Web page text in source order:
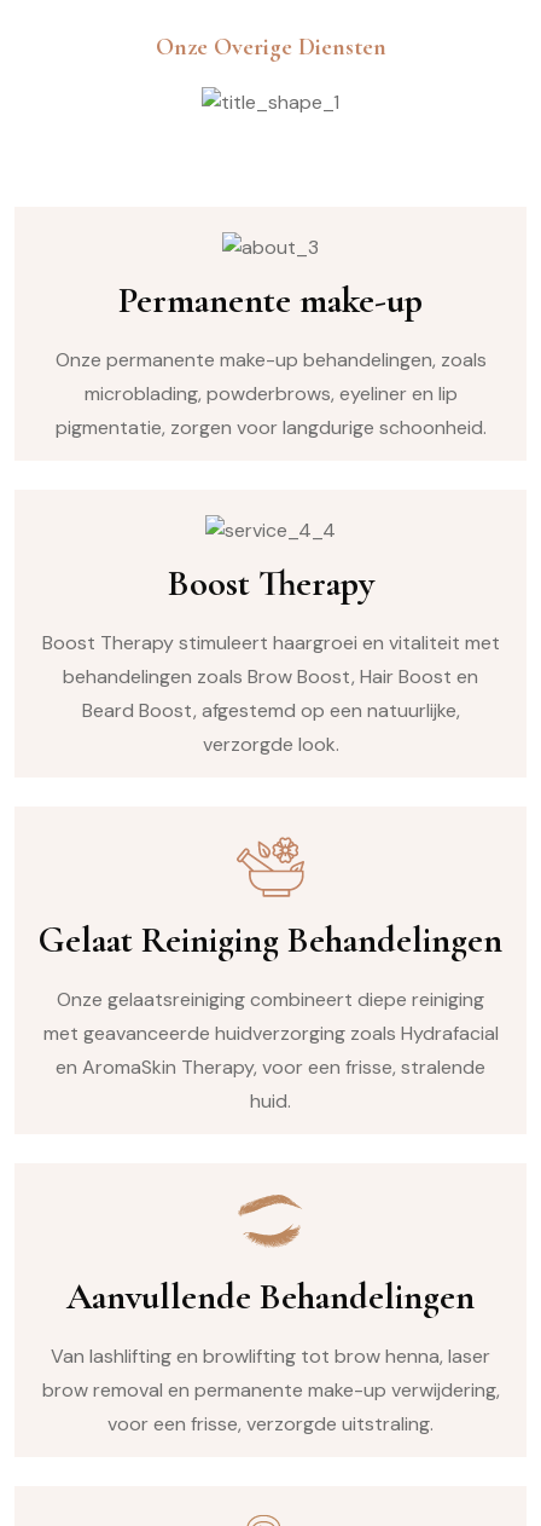
Onze Overige Diensten
Permanente make-up
Onze permanente make-up behandelingen, zoals
microblading, powderbrows, eyeliner en lip
pigmentatie, zorgen voor langdurige schoonheid.
Boost Therapy
Boost Therapy stimuleert haargroei en vitaliteit met
behandelingen zoals Brow Boost, Hair Boost en
Beard Boost, afgestemd op een natuurlijke,
verzorgde look.
Gelaat Reiniging Behandelingen
Onze gelaatsreiniging combineert diepe reiniging
met geavanceerde huidverzorging zoals Hydrafacial
en AromaSkin Therapy, voor een frisse, stralende
huid.
Aanvullende Behandelingen
Van lashlifting en browlifting tot brow henna, laser
brow removal en permanente make-up verwijdering,
voor een frisse, verzorgde uitstraling.